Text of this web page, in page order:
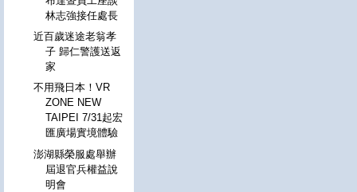
林志強接任處長
近百歲迷途老翁孝
子 歸仁警護送返
家
不用飛日本！VR
ZONE NEW
TAIPEI 7/31起宏
匯廣場實境體驗
澎湖縣榮服處舉辦
屆退官兵權益說
明會